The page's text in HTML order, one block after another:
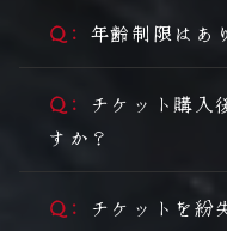
年齢制限はあ
チケット購入
すか？
チケットを紛